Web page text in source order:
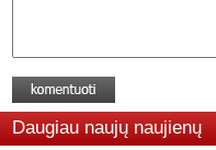
Daugiau naujų naujienų